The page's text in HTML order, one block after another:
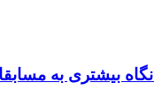
بیشتری به